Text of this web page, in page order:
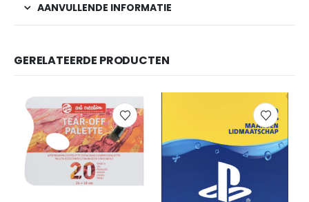
AANVULLENDE INFORMATIE
GERELATEERDE PRODUCTEN